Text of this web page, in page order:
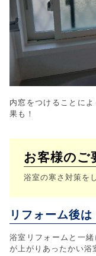
内窓をつけることに
果も！
お客様のご
浴室の寒さ対策を
リフォーム後は
浴室リフォームと一
が上がりあったかい